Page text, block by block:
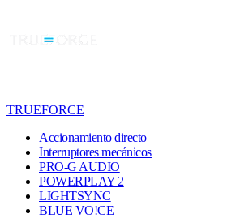
TRUEFORCE
Accionamiento directo
Interruptores mecánicos
PRO-G AUDIO
POWERPLAY 2
LIGHTSYNC
BLUE VO!CE